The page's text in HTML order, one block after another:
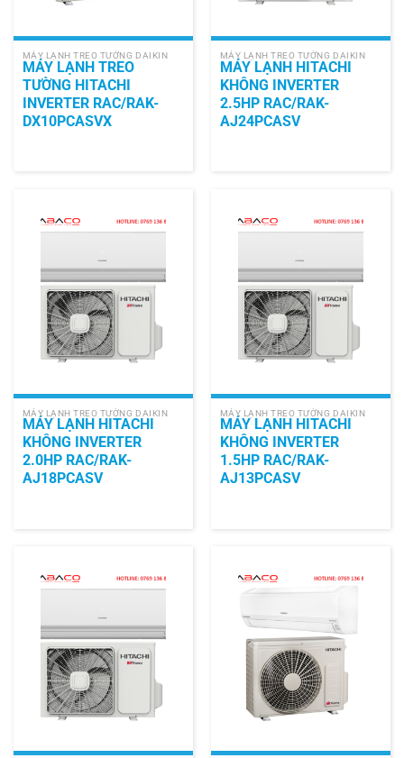
MÁY LẠNH TREO TƯỜNG DAIKIN
MÁY LẠNH TREO
TƯỜNG HITACHI
INVERTER RAC/RAK-
DX10PCASVX
MÁY LẠNH TREO TƯỜNG DAIKIN
MÁY LẠNH HITACHI
KHÔNG INVERTER
2.5HP RAC/RAK-
AJ24PCASV
MÁY LẠNH TREO TƯỜNG DAIKIN
MÁY LẠNH HITACHI
KHÔNG INVERTER
2.0HP RAC/RAK-
AJ18PCASV
MÁY LẠNH TREO TƯỜNG DAIKIN
MÁY LẠNH HITACHI
KHÔNG INVERTER
1.5HP RAC/RAK-
AJ13PCASV